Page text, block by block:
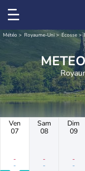
Météo Royaume-Uni Écosse
Ven
07
-
-
Sam
08
-
-
Dim
09
-
-